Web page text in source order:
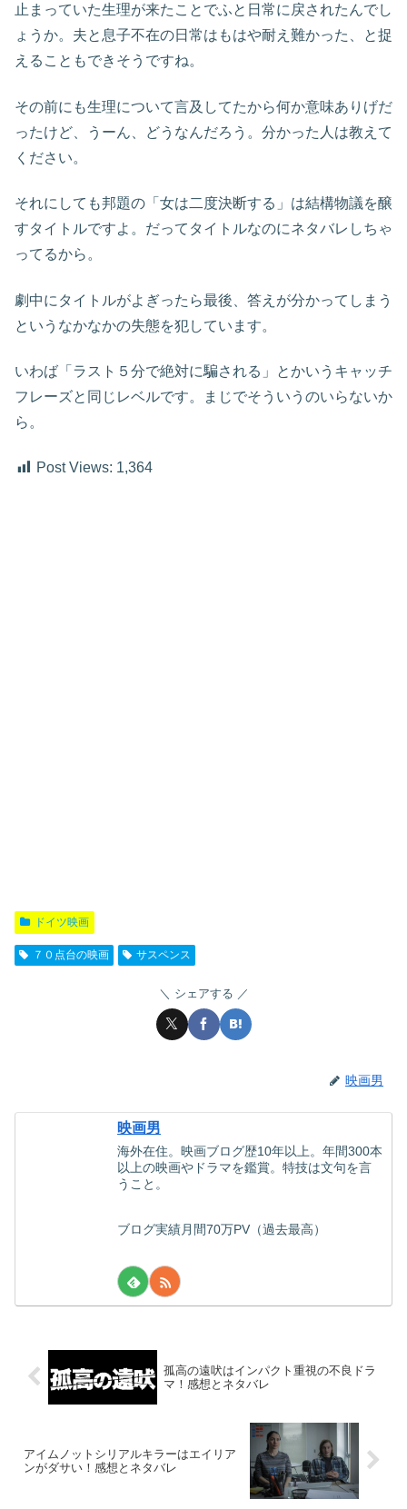
止まっていた生理が来たことでふと日常に戻されたんでし
ょうか。夫と息子不在の日常はもはや耐え難かった、と捉
えることもできそうですね。
その前にも生理について言及してたから何か意味ありげだ
ったけど、うーん、どうなんだろう。分かった人は教えて
ください。
それにしても邦題の「女は二度決断する」は結構物議を醸
すタイトルですよ。だってタイトルなのにネタバレしちゃ
ってるから。
劇中にタイトルがよぎったら最後、答えが分かってしまう
というなかなかの失態を犯しています。
いわば「ラスト５分で絶対に騙される」とかいうキャッチ
フレーズと同じレベルです。まじでそういうのいらないか
ら。
Post Views: 1,364
ドイツ映画
７０点台の映画 サスペンス
シェアする
映画男
映画男
海外在住。映画ブログ歴10年以上。年間300本
以上の映画やドラマを鑑賞。特技は文句を言
うこと。
ブログ実績月間70万PV（過去最高）
孤高の遠吠はインパクト重視の不良ドラ
マ！感想とネタバレ
アイムノットシリアルキラーはエイリア
ンがダサい！感想とネタバレ